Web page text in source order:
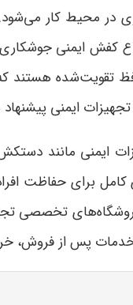
در محیط کار
ایمنی جوشکاری
هستند که
ایمنی پیشنهاد
ایمنی مانند
کامل برای حفاظت
تخصصی
پس از فروش،